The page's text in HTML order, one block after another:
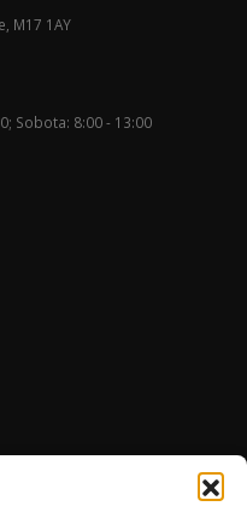
M17 1AY
Sobota: 8:00 - 13:00